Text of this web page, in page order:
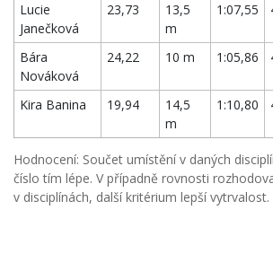
Lucie
Janečková
23,73
13,5
m
1:07,55
Bára
Nováková
24,22 10 m 1:05,86
Kira Banina 19,94
14,5
m
1:10,80
Hodnocení: Součet umístění v daných
číslo tím lépe. V případně rovnosti
v disciplínách, další kritérium lepší vytrvalost.